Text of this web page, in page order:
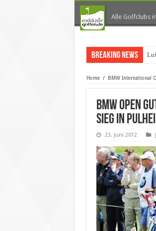
Alle Golfclubs
Breaking News
Home / BMW International
BMW Open
Sieg in
23. Juni 2012